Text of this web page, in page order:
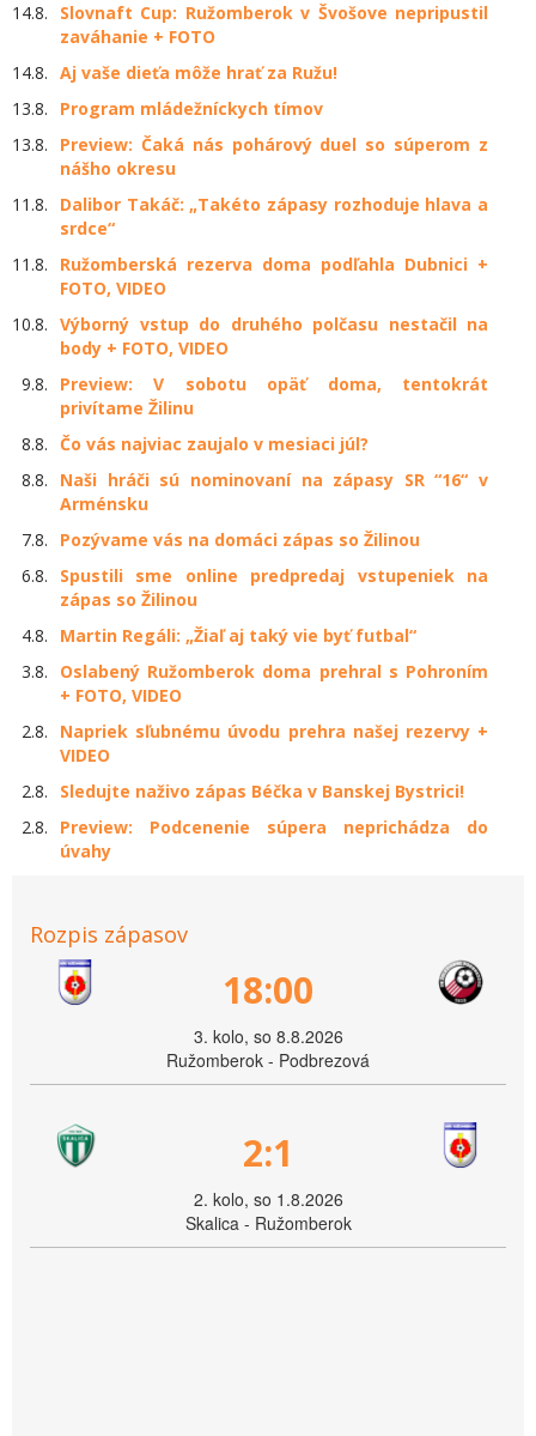
14.8.
Slovnaft Cup: Ružomberok v Švošove nepripustil
zaváhanie + FOTO
14.8. Aj vaše dieťa môže hrať za Ružu!
13.8.
Program mládežníckych tímov
13.8.
Preview: Čaká nás pohárový duel so súperom z
nášho okresu
11.8.
Dalibor Takáč: „Takéto zápasy rozhoduje hlava a
srdce“
11.8.
Ružomberská rezerva doma podľahla Dubnici +
FOTO, VIDEO
10.8. Výborný vstup do druhého polčasu nestačil na
body + FOTO, VIDEO
9.8.
Preview: V sobotu opäť doma, tentokrát
privítame Žilinu
8.8. Čo vás najviac zaujalo v mesiaci júl?
8.8.
Naši hráči sú nominovaní na zápasy SR “16“ v
Arménsku
7.8.
Pozývame vás na domáci zápas so Žilinou
6.8.
Spustili sme online predpredaj vstupeniek na
zápas so Žilinou
4.8.
Martin Regáli: „Žiaľ aj taký vie byť futbal“
3.8.
Oslabený Ružomberok doma prehral s Pohroním
+ FOTO, VIDEO
2.8.
Napriek sľubnému úvodu prehra našej rezervy +
VIDEO
2.8.
Sledujte naživo zápas Béčka v Banskej Bystrici!
2.8.
Preview: Podcenenie súpera neprichádza do
úvahy
Rozpis zápasov
18:00
3. kolo, so 8.8.2026
Ružomberok - Podbrezová
2:1
2. kolo, so 1.8.2026
Skalica - Ružomberok